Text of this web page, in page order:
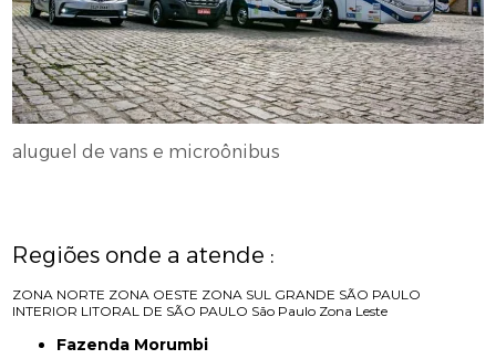
aluguel de vans e microônibus
Regiões onde a atende :
ZONA NORTE ZONA OESTE ZONA SUL GRANDE SÃO PAULO
INTERIOR LITORAL DE SÃO PAULO São Paulo Zona Leste
Fazenda Morumbi